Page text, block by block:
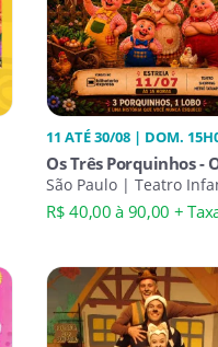
11 ATÉ 30/08 | DOM.
SÁB. 15H00
Os Três Porquinhos -
Mundo Nos Espera
São Paulo | Teatro
R$ 40,00 à 90,00 +